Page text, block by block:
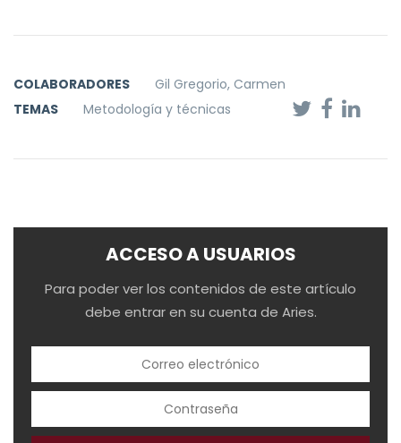
COLABORADORES
Gil Gregorio, Carmen
TEMAS
Metodología y técnicas
ACCESO A USUARIOS
Para poder ver los contenidos de este artículo
debe entrar en su cuenta de Aries.